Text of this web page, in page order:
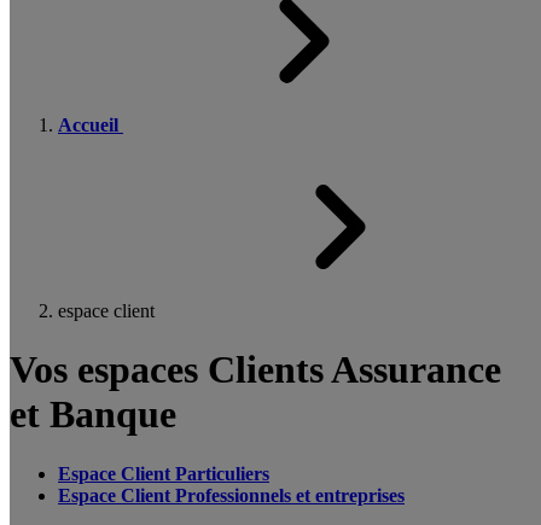
Accueil
espace client
Vos espaces Clients Assurance
et Banque
Espace Client Particuliers
Espace Client Professionnels et entreprises